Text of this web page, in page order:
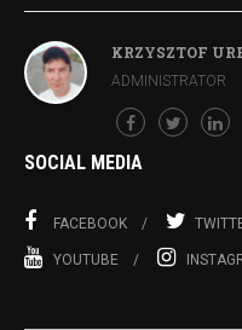
KRZYSZTOF
ADMINISTRATOR
SOCIAL MEDIA
FACEBOOK
YOUTUBE